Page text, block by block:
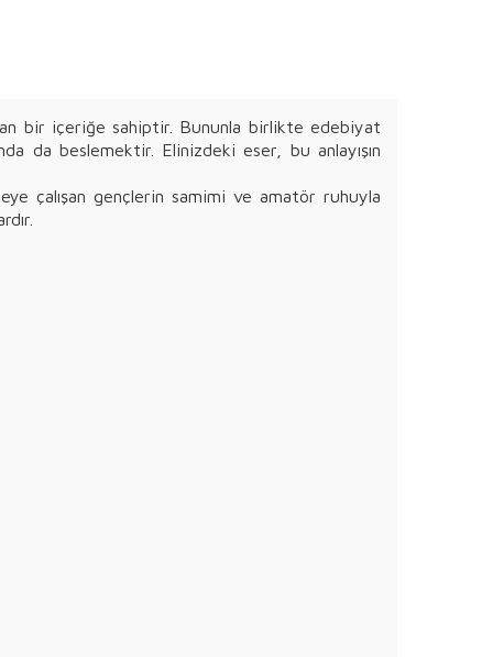
bir içeriğe sahiptir. Bununla birlikte edebiyat
da beslemektir. Elinizdeki eser, bu anlayışın
çalışan gençlerin samimi ve amatör ruhuyla